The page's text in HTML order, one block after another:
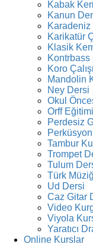
Kabak
Kanun
Karikatür
Klasik
Kontrbass
Koro
Mandolin
Ney Dersi
Okul
Orff Eğitimi
Perdesiz
Tambur
Trompet
Tulum
Türk
Ud Dersi
Caz Gitar
Video
Viyola
Yaratıcı
Online Kurslar